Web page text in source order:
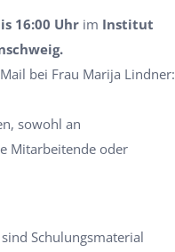
16:00 Uhr im Institut
bei Frau Marija Lindner:
sowohl an
Mitarbeitende oder
Schulungsmaterial